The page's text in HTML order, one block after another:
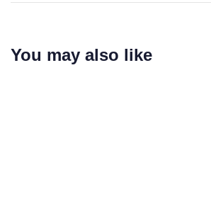
You may also like